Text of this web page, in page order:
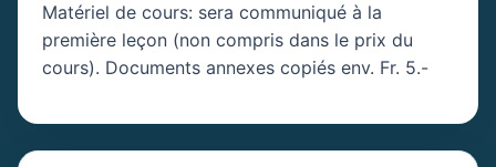
Matériel de cours: sera communiqué à la
première leçon (non compris dans le prix du
cours). Documents annexes copiés env. Fr. 5.-